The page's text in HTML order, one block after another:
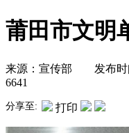
莆田市文明
来源：宣传部 发布时
6641
分享至: 打印